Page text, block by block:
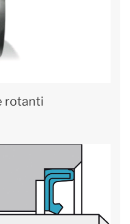
rotanti